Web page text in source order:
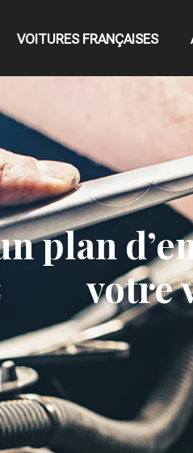
VOITURES FRANÇAISES
plan
votre